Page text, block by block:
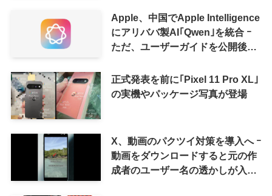
Apple、中国でApple Intelligence
にアリババ製AI｢Qwen｣を統合 ｰ
ただ、ユーザーガイドを公開後に
正式発表を前に｢Pixel 11 Pro XL｣
の実機やパッケージ写真が登場
X、動画のパクツイ対策を導入へ ｰ
動画をダウンロードすると元の作
成者のユーザー名の透かしが入る